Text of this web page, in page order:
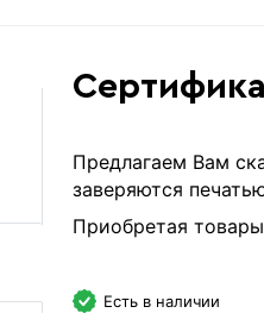
Предлагаем Вам
заверяются
Приобретая
Есть в наличии